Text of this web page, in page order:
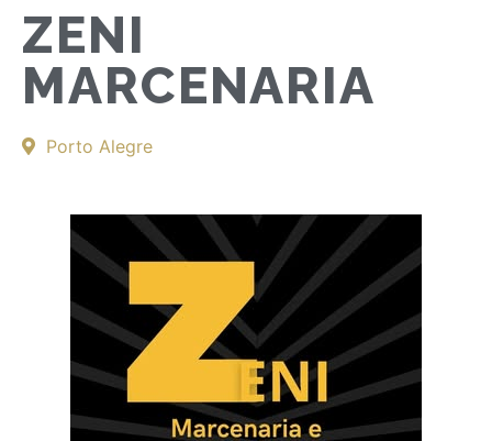
ZENI
MARCENARIA
Porto Alegre